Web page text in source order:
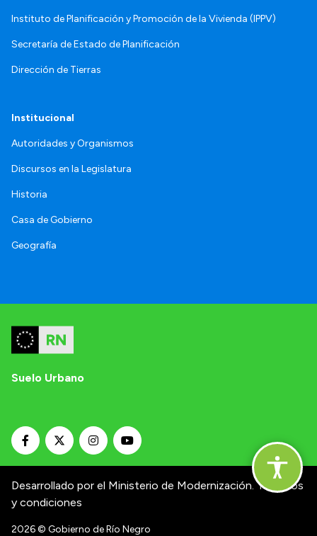
Instituto de Planificación y Promoción de la Vivienda (IPPV)
Secretaría de Estado de Planificación
Dirección de Tierras
Institucional
Autoridades y Organismos
Discursos en la Legislatura
Historia
Casa de Gobierno
Geografía
Suelo Urbano
Desarrollado por el Ministerio de Modernización. Términos
y condiciones
2026© Gobierno de Río Negro